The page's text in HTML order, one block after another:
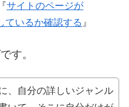
サイトのページが
ているか確認する 』
す。
、自分の詳しいジャンル